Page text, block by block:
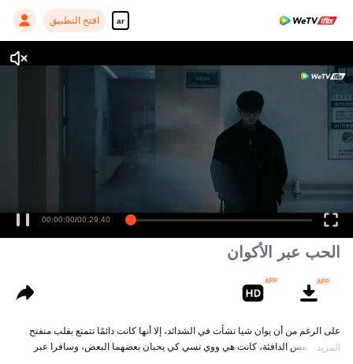
ar افتح التطبيق
00:00:00/00:29:40
الحب عبر الأكوان
على الرغم من أن يوان شيا نشأت في الشدائد، إلا أنها كانت دائمًا تتمتع بقلب منفتح
على الشمس الدافئة، كانت هي ووي تسي كي يحبان بعضهما البعض، وسافرا عبر
المزيد